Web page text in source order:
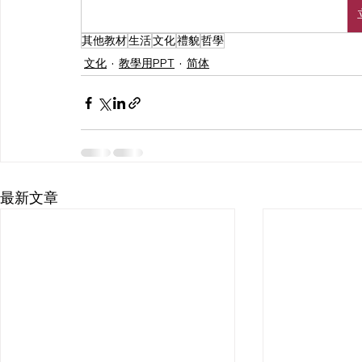
其他教材生活文化禮貌哲學
文化
教學用PPT 简体
最新文章